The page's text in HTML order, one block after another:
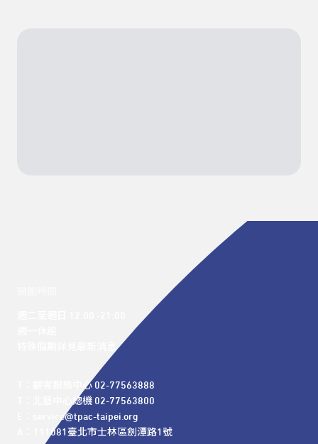
T：顧客服務中心 02-77563888
T：北藝中心總機 02-77563800
E：service@tpac-taipei.org
A：111081臺北市士林區劍潭路1號